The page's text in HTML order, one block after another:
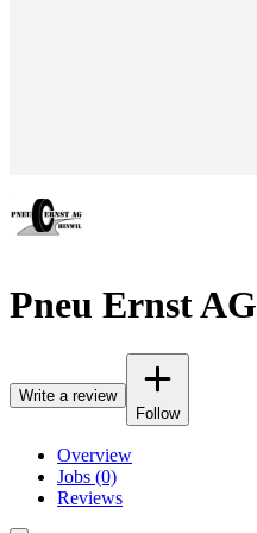
Pneu Ernst AG
Write a review
Follow
Overview
Jobs (0)
Reviews